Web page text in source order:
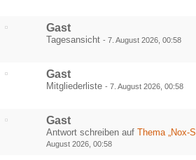
Gast
Tagesansicht - 7. August 2026, 00:58
Gast
Mitgliederliste - 7. August 2026, 00:58
Gast
Antwort schreiben auf Thema „Nox-
August 2026, 00:58